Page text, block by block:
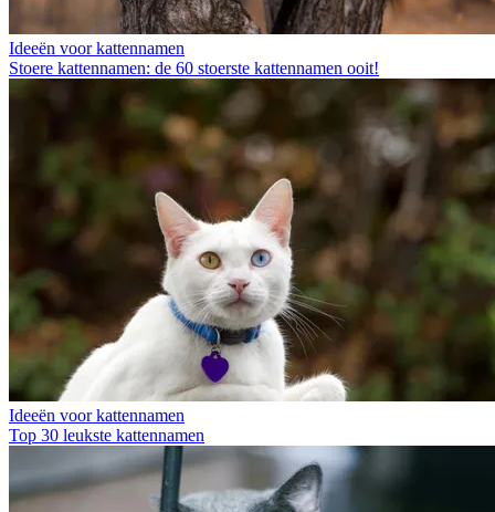
Ideeën voor kattennamen
Stoere kattennamen: de 60 stoerste kattennamen ooit!
Ideeën voor kattennamen
Top 30 leukste kattennamen